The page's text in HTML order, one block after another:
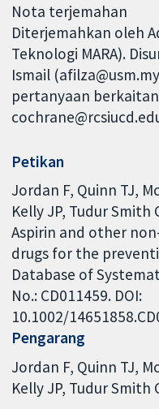
Nota terjemahan
Diterjemahkan oleh
Teknologi MARA).
Ismail
pertanyaan
Petikan
Jordan F, Quinn TJ,
Kelly JP, Tudur Smith
Aspirin and other
drugs for the
Database of
No.: CD011459. DOI:
10.1002/
Pengarang
Jordan F Quinn TJ
Kelly JP Tudur Smith